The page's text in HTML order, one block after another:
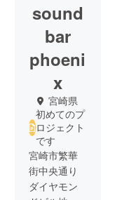
sound
bar
phoeni
x
宮崎県
初めてのプ
ロジェクト
です
宮崎市繁華
街中央通り
ダイヤモン